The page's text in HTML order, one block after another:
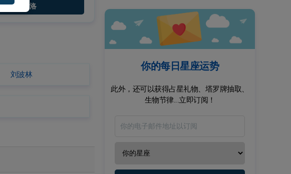
尔·阿布洛
刘波林
你的每日星座运势
此外，还可以获得占星礼物、塔罗牌抽取、
生物节律...立即订阅！